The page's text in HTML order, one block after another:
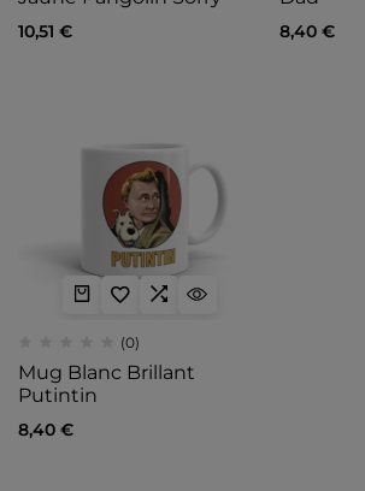
10,51 € 8,40 €
(0)
Mug Blanc Brillant
Putintin
8,40 €